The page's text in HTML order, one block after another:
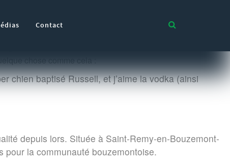
Contact
de votre site (dans la plupart des thèmes). La plupart
chose comme cela :
chien baptisé Russell, et j’aime la vodka (ainsi
depuis lors. Située à Saint-Remy-en-Bouzemont-
pour la communauté bouzemontoise.